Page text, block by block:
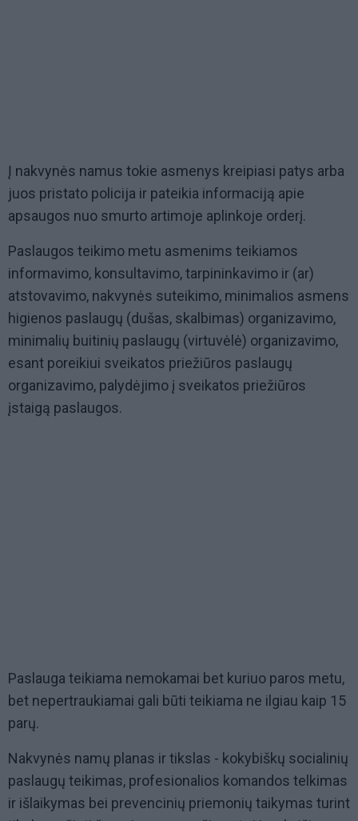
Į nakvynės namus tokie asmenys kreipiasi patys arba
juos pristato policija ir pateikia informaciją apie
apsaugos nuo smurto artimoje aplinkoje orderį.
Paslaugos teikimo metu asmenims teikiamos
informavimo, konsultavimo, tarpininkavimo ir (ar)
atstovavimo, nakvynės suteikimo, minimalios asmens
higienos paslaugų (dušas, skalbimas) organizavimo,
minimalių buitinių paslaugų (virtuvėlė) organizavimo,
esant poreikiui sveikatos priežiūros paslaugų
organizavimo, palydėjimo į sveikatos priežiūros
įstaigą paslaugos.
Paslauga teikiama nemokamai bet kuriuo paros metu,
bet nepertraukiamai gali būti teikiama ne ilgiau kaip 15
parų.
Nakvynės namų planas ir tikslas - kokybiškų socialinių
paslaugų teikimas, profesionalios komandos telkimas
ir išlaikymas bei prevencinių priemonių taikymas turint